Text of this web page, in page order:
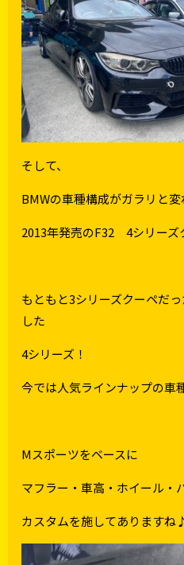
そして、
BMWの車種構成がガラリと
2013年発売のF32 4シリーズ
もともと3シリーズクーペだ
した
4シリーズ！
今では人気ラインナップの車
Mスポーツをベースに
マフラー・車高・ホイール・
カスタムを施してありますね♪